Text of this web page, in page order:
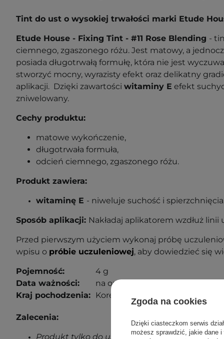
Tint do ust o wysokiej trwałości marki Etude
Etude House - Fixing Tint - #11 Rose Blending -
ciemnego, zgaszonego różu. Jest matowy, a
posiada długotrwałą formułę, która nie jest
stworzyć mocny, wyrazisty efekt oraz delikatny
aplikacji. Dzięki zawartości witaminy E efekt
zniwelowany.
Cechy produktu:
matowe wykończenie,
długotrwała formuła,
odcień ciemnego, zgaszonego różu.
Produkt zawiera:
witaminę E - niweluje suchość i spierzchnięcia.
Sposób aplikacji: Nakładaj aplikatorem wzdłuż linii
Przed pierwszym użyciem wykonaj próbę
wpisu o próbie uczuleniowej, aby dowiedzieć się
Pojemność:
4 g
Data ważności:
na opakowaniu.
Kraj pochodzenia:
Korea Południowa.
Zalecenia:
Produkt tylko do użytku zewnętrznego.
Zgoda na cookies
Dzięki ciasteczkom serwis
możesz sprawdzić, jakie dane